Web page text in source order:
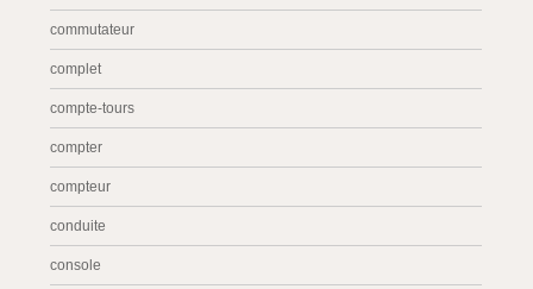
commutateur
complet
compte-tours
compter
compteur
conduite
console